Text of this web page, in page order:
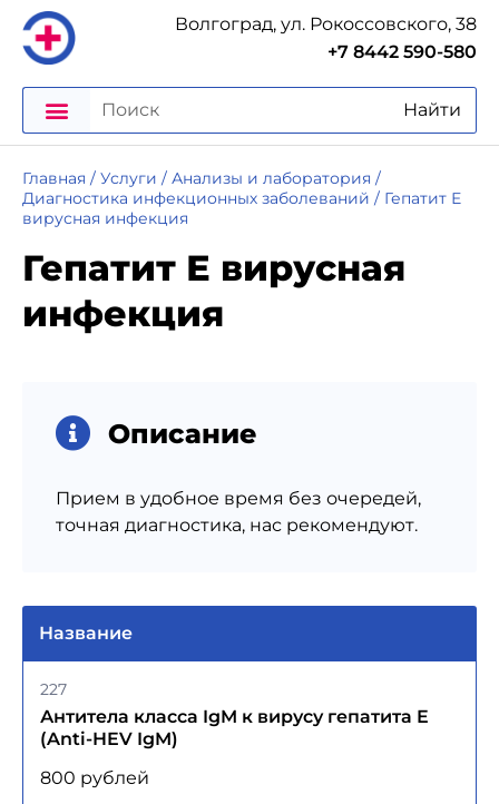
Волгоград, ул. Рокоссовского, 38
+7 8442 590-580
Найти
Главная / Услуги / Анализы и лаборатория /
Диагностика инфекционных заболеваний / Гепатит Е
вирусная инфекция
Гепатит Е вирусная
инфекция
Описание
Прием в удобное время без очередей,
точная диагностика, нас рекомендуют.
Название
Антитела класса IgM к вирусу гепатита E
(Anti-HEV IgM)
227
800 рублей